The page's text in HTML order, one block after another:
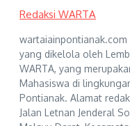
Redaksi WARTA
wartaiainpontianak.com
yang dikelola oleh
WARTA, yang
Mahasiswa di
Pontianak. Alamat
Jalan Letnan Jenderal